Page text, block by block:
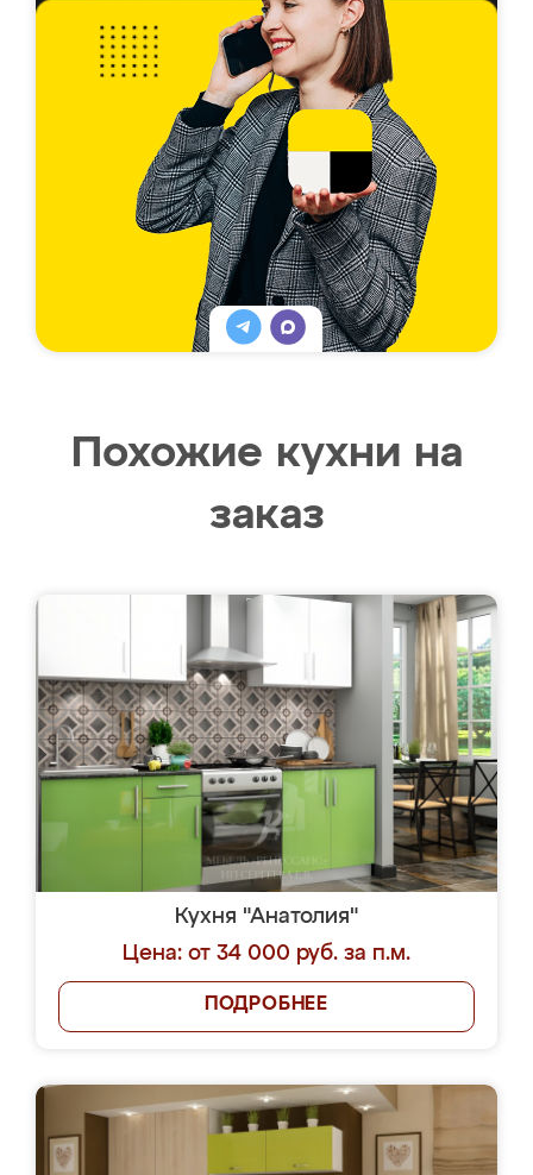
Похожие кухни на
заказ
Кухня "Анатолия"
Цена: от 34 000 руб. за п.м.
ПОДРОБНЕЕ